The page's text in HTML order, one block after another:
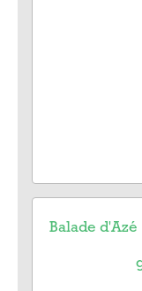
Balade d'Azé